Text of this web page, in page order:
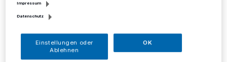
Deutschland" lädt schließlich zum gut
gelaunten Mitsummen ein. Zu verdanken hat
Impressum
Datenschutz
Einstellungen oder
Ablehnen
OK